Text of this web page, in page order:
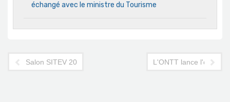
échangé avec le ministre du Tourisme
Salon SITEV 2016 : plus de 150 exposants professionnels
L'ONTT lance